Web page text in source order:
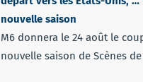
nouvelle saison
M6 donnera le 24 août le
nouvelle saison de Scènes